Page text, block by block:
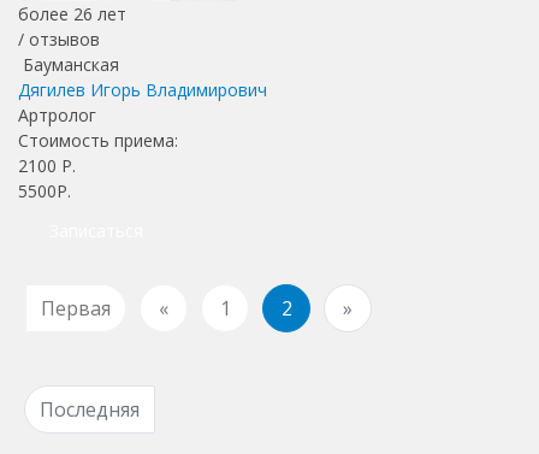
более 26 лет
/ отзывов
Бауманская
Дягилев Игорь Владимирович
Артролог
Стоимость приема:
2100 Р.
5500Р.
Первая « 1 2 »
Последняя